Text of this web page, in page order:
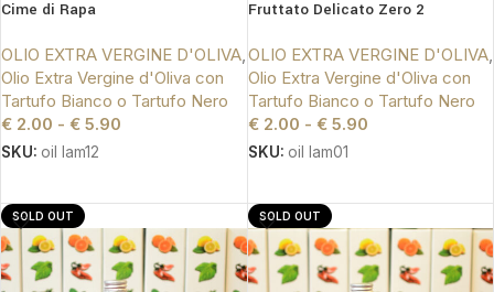
Cime di Rapa
OLIO EXTRA VERGINE D'OLIVA,
Olio Extra Vergine d'Oliva con
Tartufo Bianco o Tartufo Nero
€ 2.00 - € 5.90
SKU: oil lam12
Fruttato Delicato Zero 2
OLIO EXTRA VERGINE D'OLIVA,
Olio Extra Vergine d'Oliva con
Tartufo Bianco o Tartufo Nero
€2.00 - €5.90
SKU: oil lam01
SOLD OUT SOLD OUT